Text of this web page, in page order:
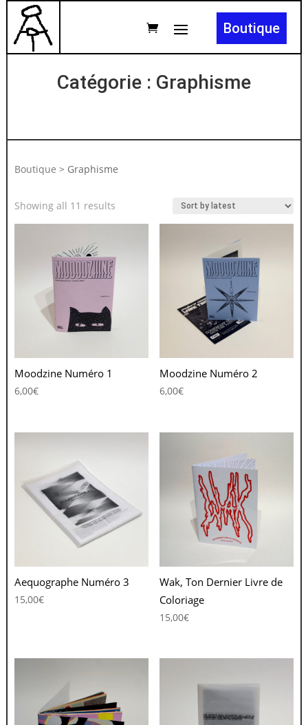
Boutique
Catégorie : Graphisme
Boutique > Graphisme
Showing all 11 results
Moodzine Numéro 1
6,00€
Moodzine Numéro 2
6,00€
Aequographe Numéro 3
15,00€
Wak, Ton Dernier Livre de
Coloriage
15,00€